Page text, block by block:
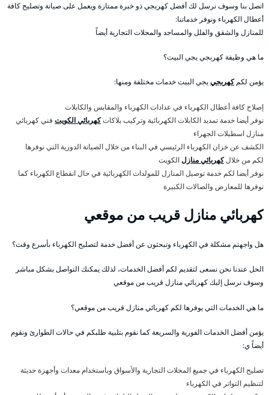
اتصل بنا وسوف نرسل لك أفضل كهربجي ذو خبرة ممتازة ويعمل على صيانة وتصليح كافة
أعطال الكهرباء ونوفر خدماتنا:
للمنازل والشقق والفلل والمساجد والمحلات التجارية أيضاً
ما هي وظيفة كهربجي يجي البيت؟
يؤمن لكمكهربجييجي البيت خدمات مختلفة ومنها:
إصلاح كافة أعطال الكهرباء في عدادات الكهرباء والمقابس والكابلات
نوفر أيضا خدمة تمديد الكابلات الكهربائية وتركيب بلاكاتكهربائي الكويت فني كهربائي
منازل اسطبلات الجهراء
الكشف عن خزان الكهرباء الرئيسي في البناء من خلال الصيانة الدورية التي نوفرها
لكم من خلالكهربائي منازلالكويت
نوفر أيضا لكم خدمة توصيل المنازل للمولدات الكهربائية في حال انقطاع الكهرباء كما
نوفرها للمعارض والصالات الكبيرة
كهربائي منازل قريب من موقعي
هل واجهتم مشكلة في الكهرباء وتبحثون عن أفضل خدمة لتصليح الكهرباء بأسرع وقت؟
الحل عندنا نحن نسعى لتقديم لكم أفضل الخدمات، لذلك يمكنك التواصل بشكل مباشر
وسوف نرسل إليك كهربائي منازل قريب من موقعي
ما هي الخدمات التي يوفرها لكم كهربائي منازل قريب من موقعي؟
يؤمن أفضل الخدمات الفورية والسريعة كما نقوم بتلبية طلبكم في حالات الطوارئ ونقوم
أيضاً ي:
تصليح الكهرباء في جميع المحلات التجارية والأسواق وباستخدام معدات وأجهزة حديثة
لتنظيم التواتر في الكهرباء